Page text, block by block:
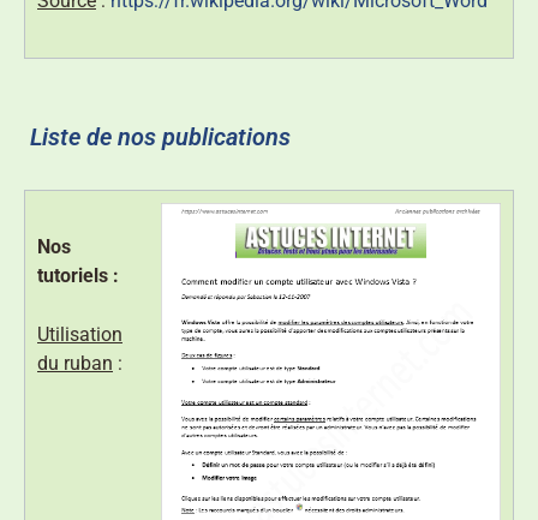
Liste de nos publications
Nos
tutoriels :
Utilisation
du ruban :